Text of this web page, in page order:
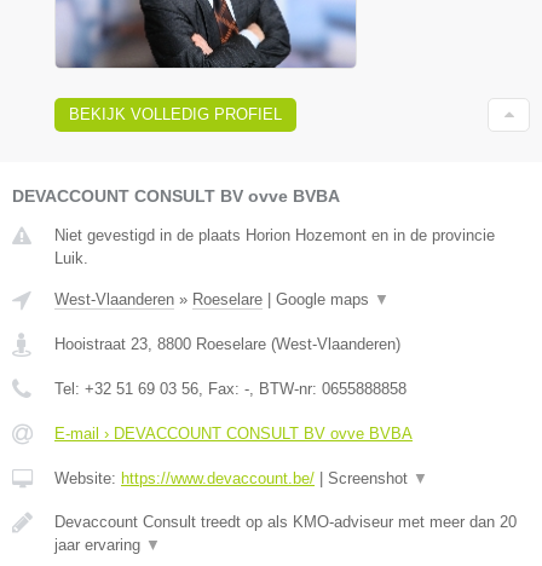
BEKIJK VOLLEDIG PROFIEL
DEVACCOUNT CONSULT BV ovve BVBA
Niet gevestigd in de plaats Horion Hozemont en in de provincie
Luik.
West-Vlaanderen » Roeselare Google maps ▼
Hooistraat 23, 8800 Roeselare (West-Vlaanderen)
Tel: +32 51 69 03 56, Fax: -, BTW-nr: 0655888858
E-mail › DEVACCOUNT CONSULT BV ovve BVBA
Website: https://www.devaccount.be/ Screenshot ▼
Devaccount Consult treedt op als KMO-adviseur met meer dan 20
jaar ervaring ▼